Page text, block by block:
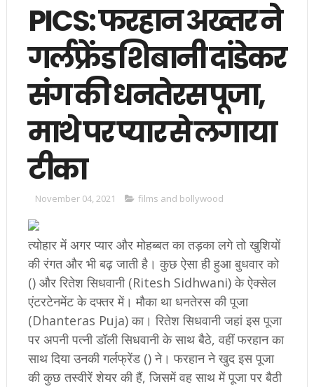
PICS: फरहान अख्‍तर ने
गर्लफ्रेंड श‍िबानी दांडेकर
संग की धनतेरस पूजा,
माथे पर प्‍यार से लगाया
टीका
November 04, 2021 films and bollywood
त्‍योहार में अगर प्‍यार और मोहब्‍बत का तड़का लगे तो खुश‍ियों
की रंगत और भी बढ़ जाती है। कुछ ऐसा ही हुआ बुधवार को
() और रितेश सिधवानी (Ritesh Sidhwani) के ऐक्‍सेल
एंटरटेनमेंट के दफ्तर में। मौका था धनतेरस की पूजा
(Dhanteras Puja) का। रितेश सिधवानी जहां इस पूजा
पर अपनी पत्‍नी डॉली सिधवानी के साथ बैठे, वहीं फरहान का
साथ दिया उनकी गर्लफ्रेंड () ने। फरहान ने खुद इस पूजा
की कुछ तस्‍वीरें शेयर की हैं, जिसमें वह साथ में पूजा पर बैठी